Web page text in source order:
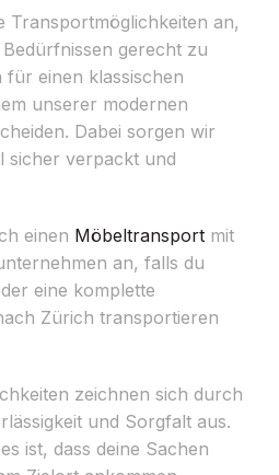
Transportmöglichkeiten an,
gerecht zu
einen klassischen
unserer modernen
Dabei sorgen wir
sicher verpackt und
einen Möbeltransport mit
an, falls du
eine komplette
Zürich transportieren
zeichnen sich durch
und Sorgfalt aus.
ist, dass deine Sachen